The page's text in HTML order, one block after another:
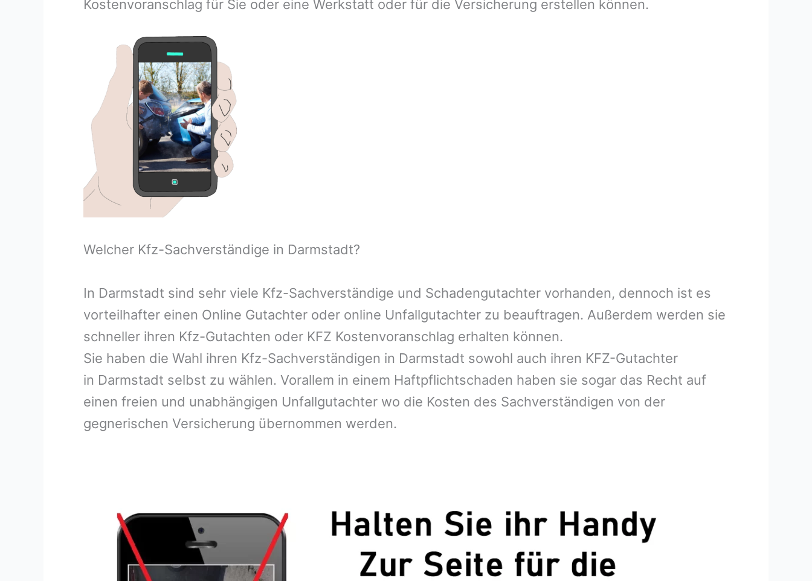
Kostenvoranschlag für Sie oder eine Werkstatt oder für die Versicherung erstellen können.
Welcher Kfz-Sachverständige in Darmstadt?
In Darmstadt sind sehr viele Kfz-Sachverständige und Schadengutachter vorhanden, dennoch ist es
vorteilhafter einen Online Gutachter oder online Unfallgutachter zu beauftragen. Außerdem werden sie
schneller ihren Kfz-Gutachten oder KFZ Kostenvoranschlag erhalten können.
Sie haben die Wahl ihren Kfz-Sachverständigen in Darmstadt sowohl auch ihren KFZ-Gutachter
in Darmstadt selbst zu wählen. Vorallem in einem Haftpflichtschaden haben sie sogar das Recht auf
einen freien und unabhängigen Unfallgutachter wo die Kosten des Sachverständigen von der
gegnerischen Versicherung übernommen werden.